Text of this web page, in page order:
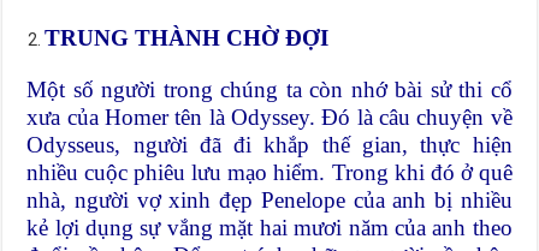
TRUNG THÀNH CHỜ ĐỢI
Một số người trong chúng ta còn nhớ bài sử thi cổ
xưa của Homer tên là Odyssey. Đó là câu chuyện về
Odysseus, người đã đi khắp thế gian, thực hiện
nhiều cuộc phiêu lưu mạo hiểm. Trong khi đó ở quê
nhà, người vợ xinh đẹp Penelope của anh bị nhiều
kẻ lợi dụng sự vắng mặt hai mươi năm của anh theo